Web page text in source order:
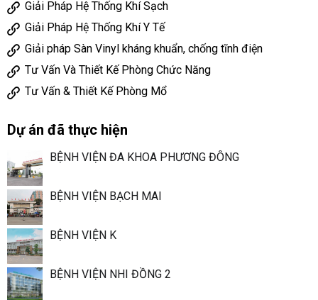
Giải Pháp Hệ Thống Khí Sạch
Giải Pháp Hệ Thống Khí Y Tế
Giải pháp Sàn Vinyl kháng khuẩn, chống tĩnh điện
Tư Vấn Và Thiết Kế Phòng Chức Năng
Tư Vấn & Thiết Kế Phòng Mổ
Dự án đã thực hiện
BỆNH VIỆN ĐA KHOA PHƯƠNG ĐÔNG
BỆNH VIỆN BẠCH MAI
BỆNH VIỆN K
BỆNH VIỆN NHI ĐỒNG 2